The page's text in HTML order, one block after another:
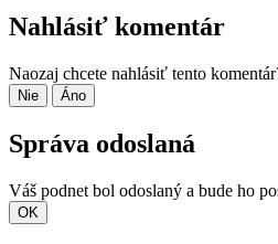
Nahlásiť komentár
Naozaj chcete nahlásiť tento
Nie Áno
Správa odoslaná
Váš podnet bol odoslaný a bude ho
OK